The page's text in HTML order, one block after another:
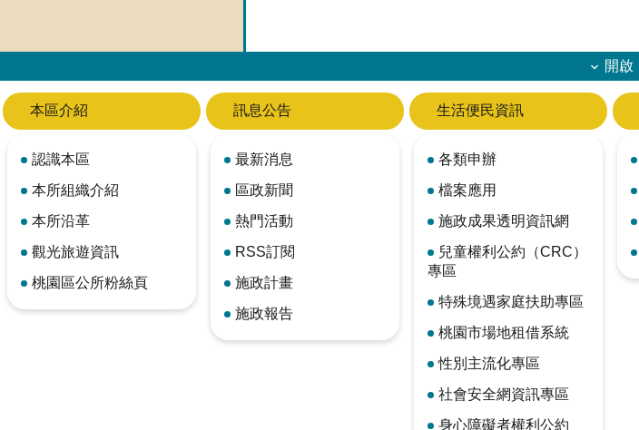
開啟
本區介紹
認識本區
本所組織介紹
本所沿革
觀光旅遊資訊
桃園區公所粉絲頁
訊息公告
最新消息
區政新聞
熱門活動
RSS訂閱
施政計畫
施政報告
生活便民資訊
各類申辦
檔案應用
施政成果透明資訊網
兒童權利公約（CRC）
專區
特殊境遇家庭扶助專區
桃園市場地租借系統
性別主流化專區
社會安全網資訊專區
身心障礙者權利公約